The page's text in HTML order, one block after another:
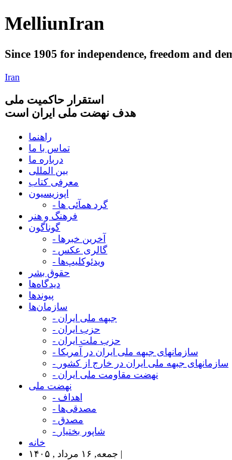
MelliunIran
Since 1905 for independence, freedom and
Iran
استقرار حاکميت ملی
هدف نهضت ملی ایران است
راهنما
تماس با ما
درباره ما
بین المللی
معرفی کتاب
اپوزیسیون
- گرد همآئی ها
فرهنگ و هنر
گوناگون
- آخرین خبرها
- گالری عکس
- ویدئوکلیپ‌ها
حقوق بشر
دیدگاه‌ها
پیوندها
سازمان‌ها
- جبهه ملی ایران
- حزب ایران
- حزب ملت ایران
- سازمانهای جبهه ملی ایران در آمریکا
- سازمانهای جبهه ملی ایران در خارج از کشور
- نهضت مقاومت ملی ایران
نهضت ملی
- اهداف
- مصدقی‌ها
- مصدق
- شاپور بختیار
خانه
جمعه, ۱۶ مرداد , ۱۴۰۵ |